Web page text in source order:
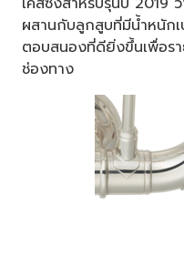
ผสานกับลูกสูบที่มีน้ำหนัก
ตอบสนองที่ดียิ่งขึ้นเพื่อรา
ช่องทาง